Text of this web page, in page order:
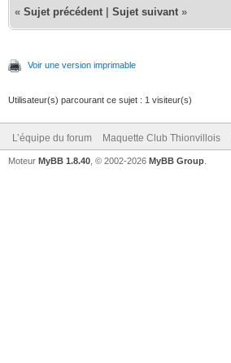
« Sujet précédent Sujet suivant »
Voir une version imprimable
Utilisateur(s) parcourant ce sujet : 1 visiteur(s)
L’équipe du forum Maquette Club Thionvillois
Moteur MyBB 1.8.40 , © 2002-2026 MyBB Group